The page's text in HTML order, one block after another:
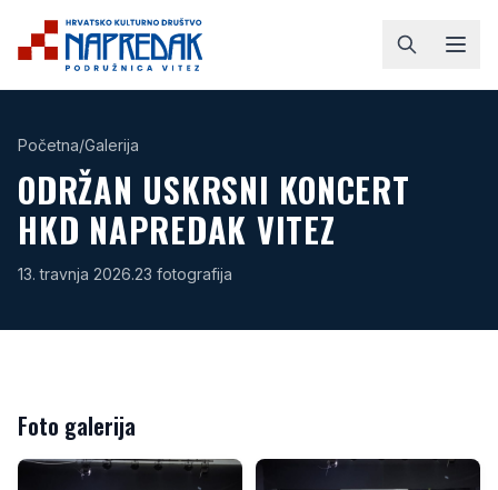
Početna/Galerija
ODRŽAN USKRSNI KONCERT
HKD NAPREDAK VITEZ
13. travnja 2026.23 fotografija
Foto galerija